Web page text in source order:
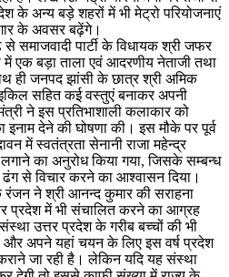
के अन्य बड़े शहरों में भी मेट्रो परियोजनाएं
के अवसर बढ़ेंगे।
समाजवादी पार्टी के विधायक श्री जफर
बड़ा ताला एवं आदरणीय नेताजी तथा
ही जनपद झांसी के छात्र श्री अमिक
सहित कई वस्तुएं बनाकर अपनी
ने इस प्रतिभाशाली कलाकार को
इनाम देने की घोषणा की। इस मौके पर पूर्व
में स्वतंत्रता सेनानी राजा महेन्द्र
का अनुरोध किया गया, जिसके सम्बन्ध
से विचार करने का आश्वासन दिया।
ने श्री आनन्द कुमार की सराहना
प्रदेश में भी संचालित करने का आग्रह
उत्तर प्रदेश के गरीब बच्चों की भी
और अपने यहां चयन के लिए इस वर्ष प्रदेश
जा रही है। लेकिन यदि यह संस्था